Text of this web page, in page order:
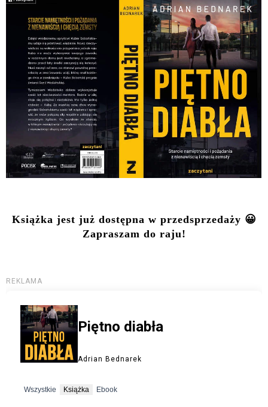
Książka jest już dostępna w przedsprzedaży 😀
Zapraszam do raju!